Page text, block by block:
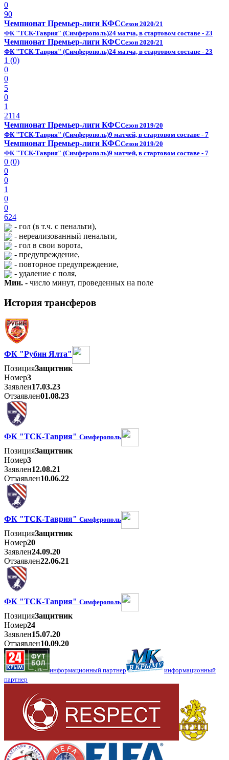
0
90
Чемпионат Премьер-лиги КФССезон 2020/21
ФК "ТСК-Таврия" (Симферополь)24 матча, в стартовом составе - 23
Чемпионат Премьер-лиги КФССезон 2020/21
ФК "ТСК-Таврия" (Симферополь)24 матча, в стартовом составе - 23
1 (0)
0
0
5
0
1
2114
Чемпионат Премьер-лиги КФССезон 2019/20
ФК "ТСК-Таврия" (Симферополь)9 матчей, в стартовом составе - 7
Чемпионат Премьер-лиги КФССезон 2019/20
ФК "ТСК-Таврия" (Симферополь)9 матчей, в стартовом составе - 7
0 (0)
0
0
1
0
0
624
- гол (в т.ч. с пенальти),
- нереализованный пенальти,
- гол в свои ворота,
- предупреждение,
- повторное предупреждение,
- удаление с поля,
Мин. - число минут, проведенных на поле
История трансферов
ФК "Рубин Ялта"
ПозицияЗащитник
Номер3
Заявлен17.03.23
Отзаявлен01.08.23
ФК "ТСК-Таврия" Симферополь
ПозицияЗащитник
Номер3
Заявлен12.08.21
Отзаявлен10.06.22
ФК "ТСК-Таврия" Симферополь
ПозицияЗащитник
Номер20
Заявлен24.09.20
Отзаявлен22.06.21
ФК "ТСК-Таврия" Симферополь
ПозицияЗащитник
Номер24
Заявлен15.07.20
Отзаявлен10.09.20
информационный партнер
информационный
партнер